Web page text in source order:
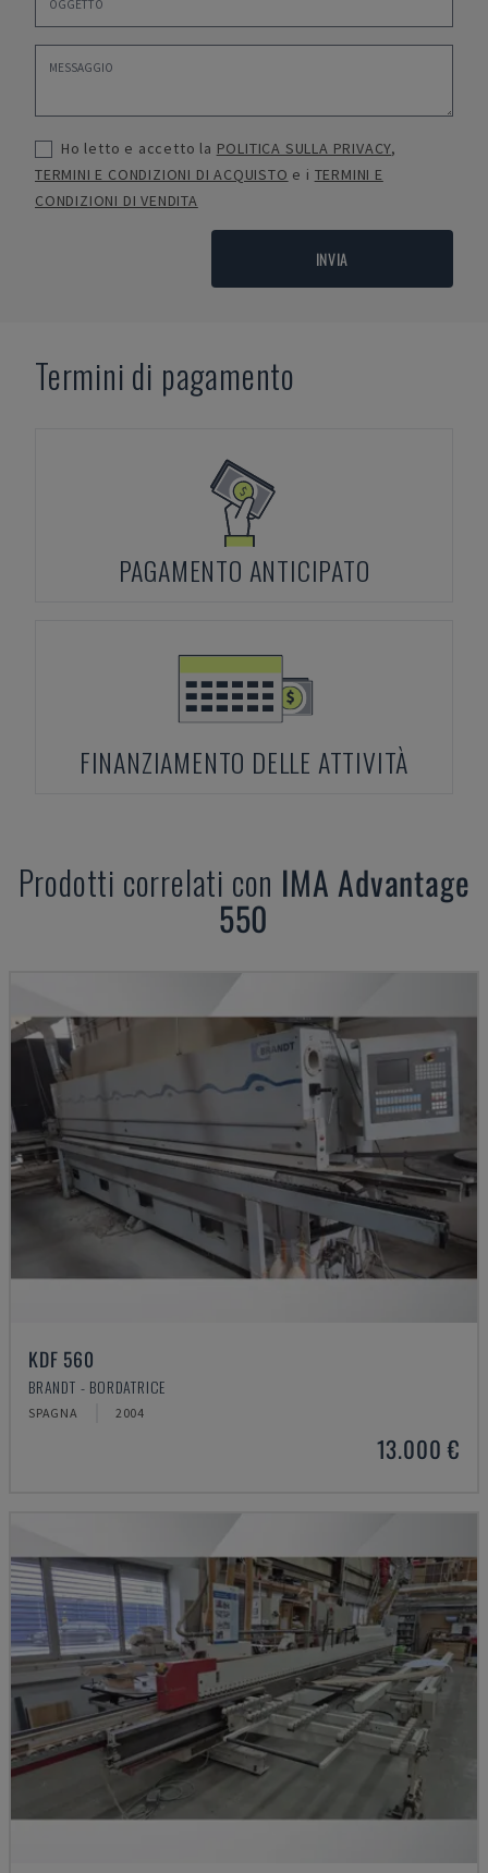
Ho letto e accetto la POLITICA SULLA PRIVACY,
TERMINI E CONDIZIONI DI ACQUISTO e i TERMINI E
CONDIZIONI DI VENDITA
INVIA
Termini di pagamento
PAGAMENTO ANTICIPATO
FINANZIAMENTO DELLE ATTIVITÀ
Prodotti correlati con IMA Advantage
550
KDF 560
BRANDT - BORDATRICE
SPAGNA 2004
13.000 €